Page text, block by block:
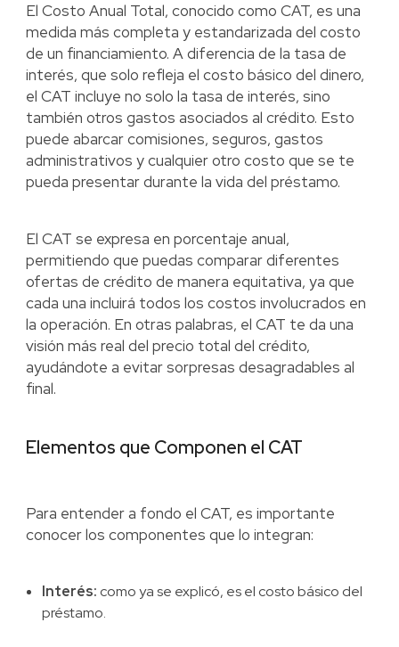
El Costo Anual Total, conocido como CAT, es una
medida más completa y estandarizada del costo
de un financiamiento. A diferencia de la tasa de
interés, que solo refleja el costo básico del dinero,
el CAT incluye no solo la tasa de interés, sino
también otros gastos asociados al crédito. Esto
puede abarcar comisiones, seguros, gastos
administrativos y cualquier otro costo que se te
pueda presentar durante la vida del préstamo.
El CAT se expresa en porcentaje anual,
permitiendo que puedas comparar diferentes
ofertas de crédito de manera equitativa, ya que
cada una incluirá todos los costos involucrados en
la operación. En otras palabras, el CAT te da una
visión más real del precio total del crédito,
ayudándote a evitar sorpresas desagradables al
final.
Elementos que Componen el CAT
Para entender a fondo el CAT, es importante
conocer los componentes que lo integran:
Interés: como ya se explicó, es el costo básico del
préstamo.